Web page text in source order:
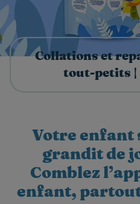
Collations et
tout-petits |
Votre enfant
grandit de
Comblez
enfant,